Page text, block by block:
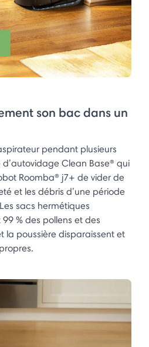
son bac dans un
pendant plusieurs
Clean Base® qui
Roomba® j7+ de vider de
et les débris d’une période
sacs hermétiques
% des pollens et des
la poussière disparaissent et